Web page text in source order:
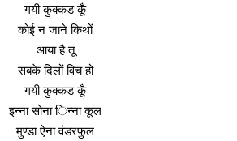
गयी कुक्कड कूँ
कोई न जाने किथों
आया है तू
सबके दिलों विच हो
गयी कुक्कड कूँ
इन्ना सोना िन्ना कूल
मुण्डा ऐना वंडरफुल